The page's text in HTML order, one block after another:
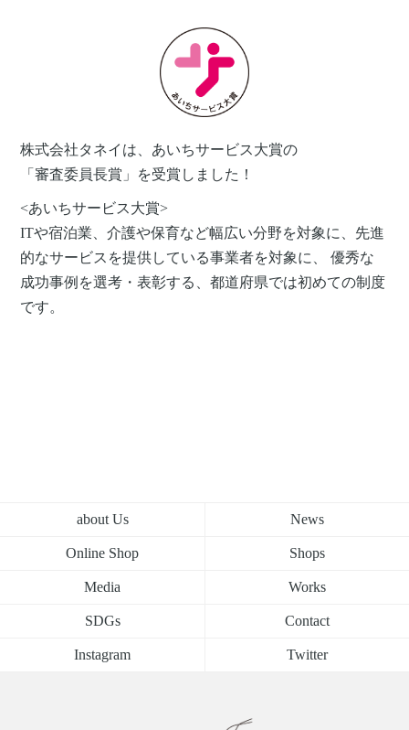
株式会社タネイは、あいちサービス大賞の
「審査委員長賞」を受賞しました！
<あいちサービス大賞>
ITや宿泊業、介護や保育など幅広い分野を対象に、先進
的なサービスを提供している事業者を対象に、 優秀な
成功事例を選考・表彰する、都道府県では初めての制度
です。
about Us News
Online Shop Shops
Media Works
SDGs Contact
Instagram Twitter